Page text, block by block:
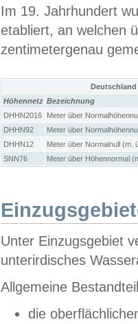
Im 19. Jahrhundert
etabliert, an welchen
zentimetergenau
Höhennetz Bezeichnung
DHHN2016
Meter über
DHHN92
Meter über
DHHN12
Meter über Normalnull (m.
SNN76
Meter über Höhennormal
Unter Einzugsgebiet
unterirdisches
Allgemeine
die